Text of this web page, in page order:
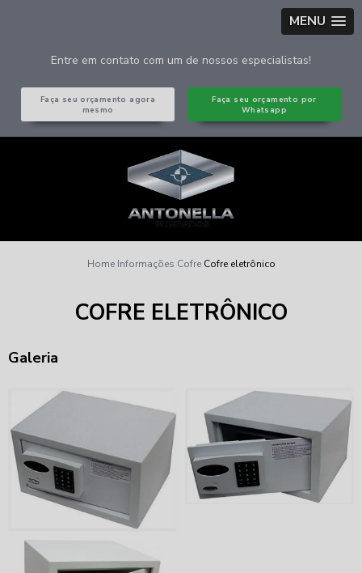
MENU
Entre em contato com um de nossos especialistas!
Faça seu orçamento agora
mesmo
Faça seu orçamento por
Whatsapp
Home Informações Cofre Cofre eletrônico
COFRE ELETRÔNICO
Galeria